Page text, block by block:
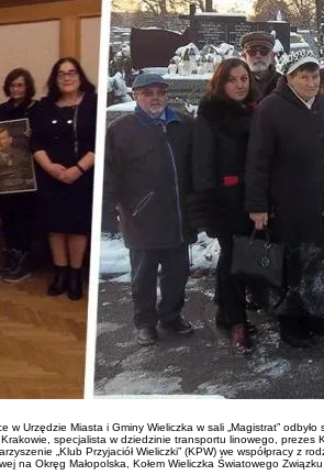
w Urzędzie Miasta i Gminy Wieliczka w sali „Magistrat”
specjalista w dziedzinie transportu linowego, prezes
„Klub Przyjaciół Wieliczki” (KPW) we współpracy z
na Okręg Małopolska, Kołem Wieliczka Światowego